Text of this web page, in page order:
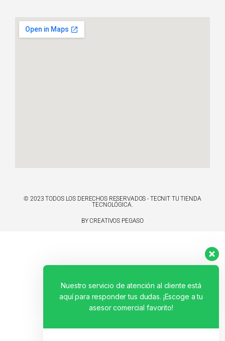
© 2023 TODOS LOS DERECHOS RESERVADOS - TECNIT TU TIENDA
TECNOLÓGICA.
BY CREATIVOS PEGASO
Nuestro servicio de atención al cliente está
aquí para responder tus dudas. ¡Escoge a tu
asesor comercial favorito!